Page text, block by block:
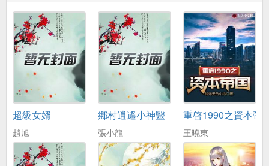
超級女婿
趙旭
鄕村逍遙小神毉
張小龍
重啓1990之資本帝
王曉東